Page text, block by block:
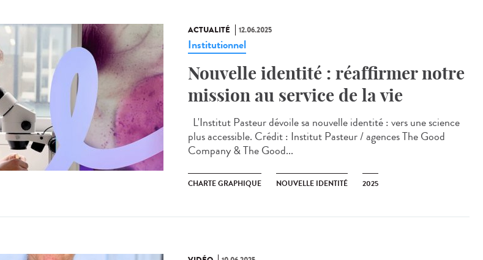
ACTUALITÉ 12.06.2025
Institutionnel
Nouvelle identité : réaffirmer notre
mission au service de la vie
L'Institut Pasteur dévoile sa nouvelle identité : vers une science
plus accessible. Crédit : Institut Pasteur / agences The Good
Company & The Good...
CHARTE GRAPHIQUE NOUVELLE IDENTITÉ 2025